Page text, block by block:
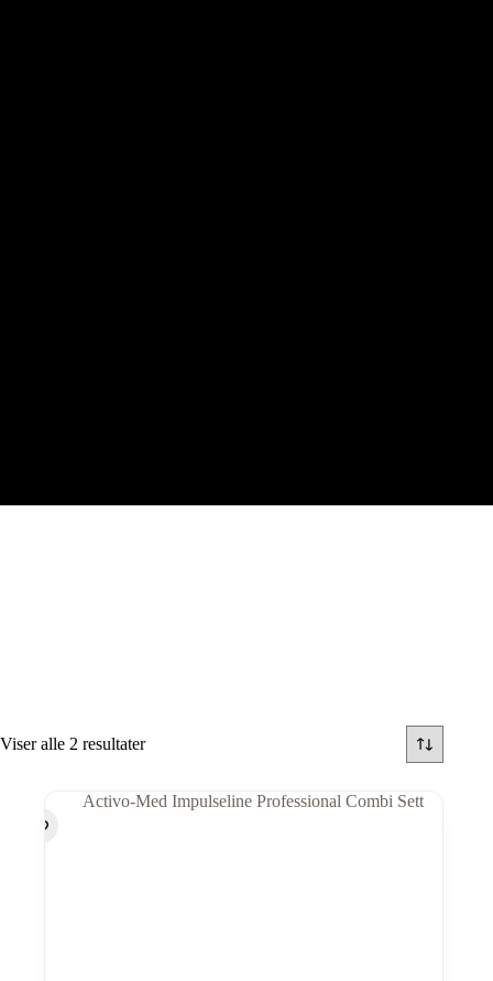
Viser alle 2 resultater